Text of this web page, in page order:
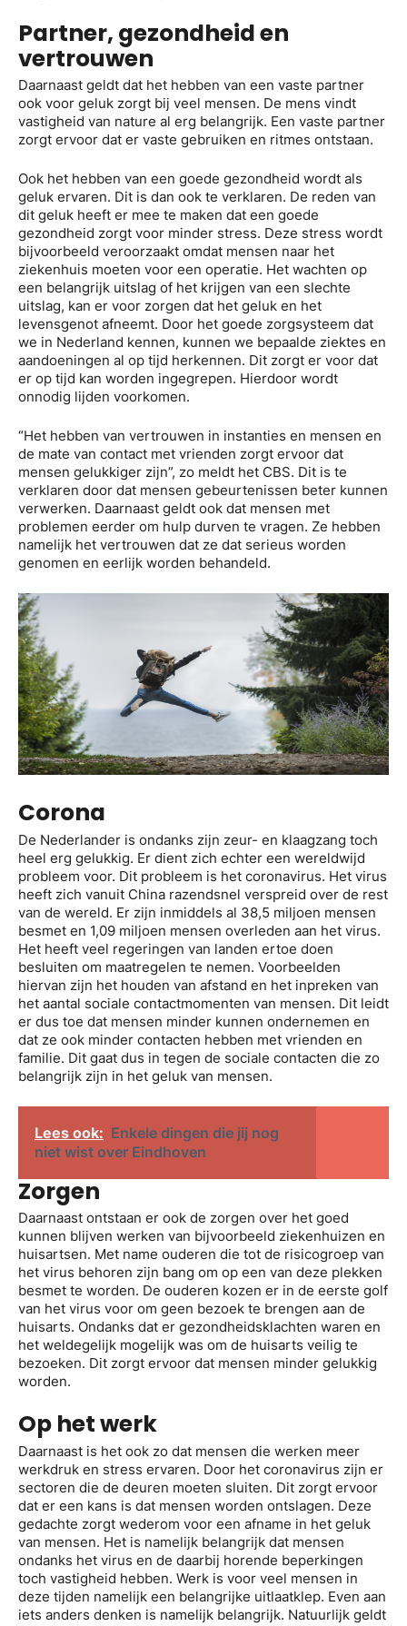
Partner, gezondheid en
vertrouwen
Daarnaast geldt dat het hebben van een vaste partner
ook voor geluk zorgt bij veel mensen. De mens vindt
vastigheid van nature al erg belangrijk. Een vaste partner
zorgt ervoor dat er vaste gebruiken en ritmes ontstaan.
Ook het hebben van een goede gezondheid wordt als
geluk ervaren. Dit is dan ook te verklaren. De reden van
dit geluk heeft er mee te maken dat een goede
gezondheid zorgt voor minder stress. Deze stress wordt
bijvoorbeeld veroorzaakt omdat mensen naar het
ziekenhuis moeten voor een operatie. Het wachten op
een belangrijk uitslag of het krijgen van een slechte
uitslag, kan er voor zorgen dat het geluk en het
levensgenot afneemt. Door het goede zorgsysteem dat
we in Nederland kennen, kunnen we bepaalde ziektes en
aandoeningen al op tijd herkennen. Dit zorgt er voor dat
er op tijd kan worden ingegrepen. Hierdoor wordt
onnodig lijden voorkomen.
“Het hebben van vertrouwen in instanties en mensen en
de mate van contact met vrienden zorgt ervoor dat
mensen gelukkiger zijn”, zo meldt het CBS. Dit is te
verklaren door dat mensen gebeurtenissen beter kunnen
verwerken. Daarnaast geldt ook dat mensen met
problemen eerder om hulp durven te vragen. Ze hebben
namelijk het vertrouwen dat ze dat serieus worden
genomen en eerlijk worden behandeld.
Corona
De Nederlander is ondanks zijn zeur- en klaagzang toch
heel erg gelukkig. Er dient zich echter een wereldwijd
probleem voor. Dit probleem is het coronavirus. Het virus
heeft zich vanuit China razendsnel verspreid over de rest
van de wereld. Er zijn inmiddels al 38,5 miljoen mensen
besmet en 1,09 miljoen mensen overleden aan het virus.
Het heeft veel regeringen van landen ertoe doen
besluiten om maatregelen te nemen. Voorbeelden
hiervan zijn het houden van afstand en het inpreken van
het aantal sociale contactmomenten van mensen. Dit leidt
er dus toe dat mensen minder kunnen ondernemen en
dat ze ook minder contacten hebben met vrienden en
familie. Dit gaat dus in tegen de sociale contacten die zo
belangrijk zijn in het geluk van mensen.
Lees ook: Enkele dingen die jij nog
niet wist over Eindhoven
Zorgen
Daarnaast ontstaan er ook de zorgen over het goed
kunnen blijven werken van bijvoorbeeld ziekenhuizen en
huisartsen. Met name ouderen die tot de risicogroep van
het virus behoren zijn bang om op een van deze plekken
besmet te worden. De ouderen kozen er in de eerste golf
van het virus voor om geen bezoek te brengen aan de
huisarts. Ondanks dat er gezondheidsklachten waren en
het weldegelijk mogelijk was om de huisarts veilig te
bezoeken. Dit zorgt ervoor dat mensen minder gelukkig
worden.
Op het werk
Daarnaast is het ook zo dat mensen die werken meer
werkdruk en stress ervaren. Door het coronavirus zijn er
sectoren die de deuren moeten sluiten. Dit zorgt ervoor
dat er een kans is dat mensen worden ontslagen. Deze
gedachte zorgt wederom voor een afname in het geluk
van mensen. Het is namelijk belangrijk dat mensen
ondanks het virus en de daarbij horende beperkingen
toch vastigheid hebben. Werk is voor veel mensen in
deze tijden namelijk een belangrijke uitlaatklep. Even aan
iets anders denken is namelijk belangrijk. Natuurlijk geldt